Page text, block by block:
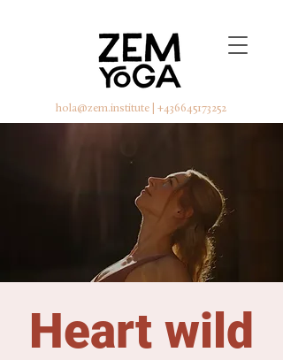
hola@zem.institute +436645173252
Heart wild